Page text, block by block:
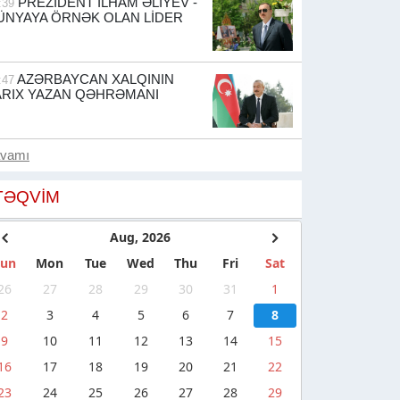
ÖRNƏK OLAN LİDER
AZƏRBAYCAN XALQININ
YAZAN QƏHRƏMANI
Aug, 2026
Mon Tue Wed Thu Fri
Sat
27 28 29 30 31
1
2
3 4 5 6 7
8
9
10 11 12 13 14
15
17 18 19 20 21
22
24 25 26 27 28 29